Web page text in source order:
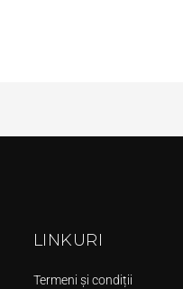
LINKURI
Termeni și condiții